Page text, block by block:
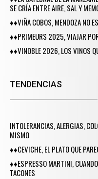
SE CRÍA ENTRE AIRE, SAL Y
♦♦VIÑA COBOS, MENDOZA NO
♦♦PRIMEURS 2025, VIAJAR
♦♦VINOBLE 2026, LOS VINOS
TENDENCIAS
INTOLERANCIAS, ALERGIAS,
MISMO
♦♦CEVICHE, EL PLATO QUE
♦♦ESPRESSO MARTINI,
TACONES